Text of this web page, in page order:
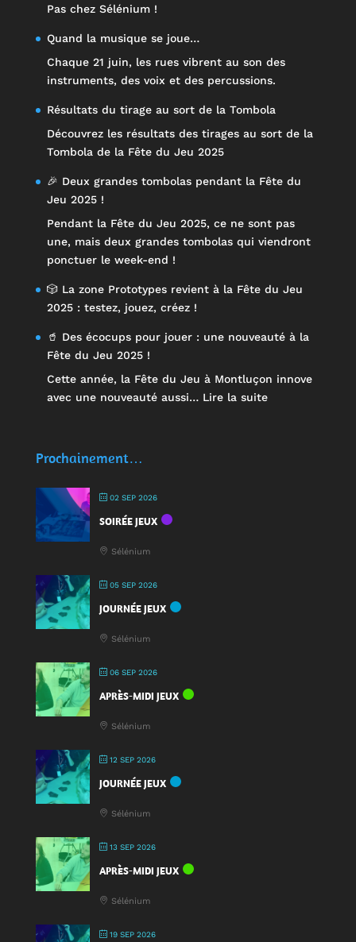
Pas chez Sélénium !
Quand la musique se joue…
Chaque 21 juin, les rues vibrent au son des
instruments, des voix et des percussions.
Résultats du tirage au sort de la Tombola
Découvrez les résultats des tirages au sort de la
Tombola de la Fête du Jeu 2025
🎉 Deux grandes tombolas pendant la Fête du
Jeu 2025 !
Pendant la Fête du Jeu 2025, ce ne sont pas
une, mais deux grandes tombolas qui viendront
ponctuer le week-end !
🎲 La zone Prototypes revient à la Fête du Jeu
2025 : testez, jouez, créez !
🥤 Des écocups pour jouer : une nouveauté à la
Fête du Jeu 2025 !
Cette année, la Fête du Jeu à Montluçon innove
avec une nouveauté aussi… Lire la suite:
Prochainement…
02 SEP 2026
SOIRÉE JEUX
Sélénium
05 SEP 2026
JOURNÉE JEUX
Sélénium
06 SEP 2026
APRÈS-MIDI JEUX
Sélénium
12 SEP 2026
JOURNÉE JEUX
Sélénium
13 SEP 2026
APRÈS-MIDI JEUX
Sélénium
19 SEP 2026